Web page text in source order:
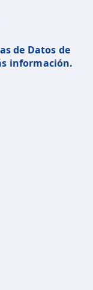
de Datos de
información.